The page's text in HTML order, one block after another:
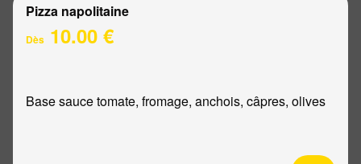
Pizza napolitaine
Dès 10.00 €
Base sauce tomate, fromage, anchois, câpres, olives